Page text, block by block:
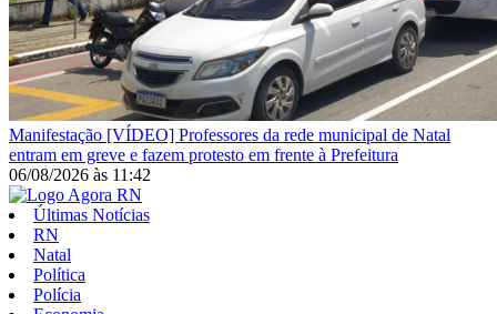
Manifestação [VÍDEO] Professores da rede municipal de Natal
entram em greve e fazem protesto em frente à Prefeitura
06/08/2026 às 11:42
Últimas Notícias
RN
Natal
Política
Polícia